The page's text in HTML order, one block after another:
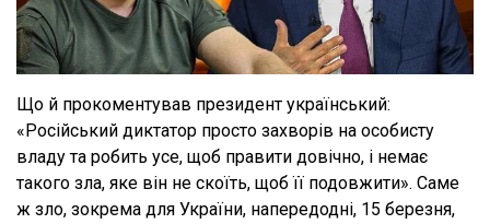
Що й прокоментував президент український:
«Російський диктатор просто захворів на особисту
владу та робить усе, щоб правити довічно, і немає
такого зла, яке він не скоїть, щоб її подовжити». Саме
ж зло, зокрема для України, напередодні, 15 березня,